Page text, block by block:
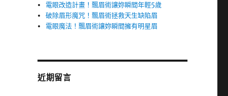
電眼改造計畫！飄眉術讓妳瞬間年輕5歲
破除眉形魔咒！飄眉術拯救天生缺陷眉
電眼魔法！飄眉術讓妳瞬間擁有明星眉
近期留言